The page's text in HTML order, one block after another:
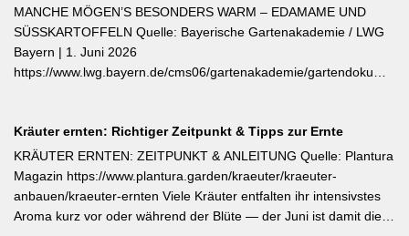
öfterblühende Sorten: Verwelkte Blüten mit 2–3 Blattstielpaaren
darunter sofort abschneiden – das regt neue Knospen an und
verlängert die Blütezeit erheblich. [Thema-Tag: #Rosenpflege
#Pflanzenpflege #Gehölze]
MANCHE MÖGEN’S BESONDERS WARM – EDAMAME UND
SÜSSKARTOFFELN Quelle: Bayerische Gartenakademie / LWG
Bayern | 1. Juni 2026
https://www.lwg.bayern.de/cms06/gartenakademie/
ins Freiland. Edamame (Garten-Soja) kann direkt gesät oder
vorgezogen werden; Staffelsaaten sind bis Anfang Juli möglich,
die Ernte beginnt ab August. Süßkartoffeln sind ausschließlich als
Jungpflanzen erhältlich und benötigen Wärme, Sonne und einen
tiefen, durchlässigen Boden. Frisch geerntete Knollen müssen
Kräuter ernten: Richtiger Zeitpunkt & Tipps zur Ernte
KRÄUTER ERNTEN: ZEITPUNKT & ANLEITUNG Quelle: Plantura
Magazin https://www.plantura.garden/kraeuter/kraeuter-
anbauen/kraeuter-ernten Viele Kräuter entfalten ihr intensivstes
Aroma kurz vor oder während der Blüte — der Juni ist damit die